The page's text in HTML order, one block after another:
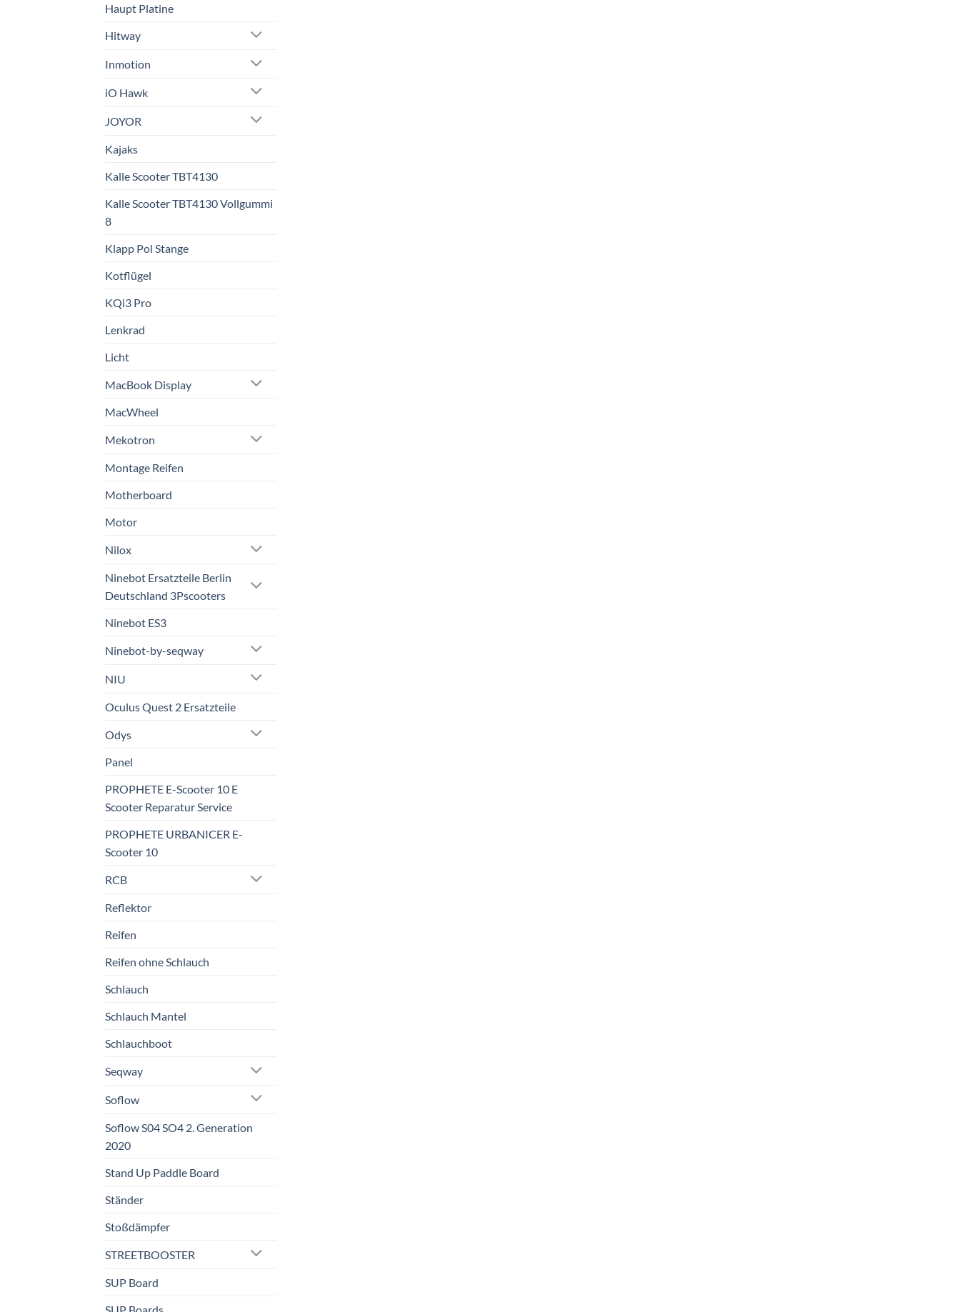
Haupt Platine
Hitway
Inmotion
iO Hawk
JOYOR
Kajaks
Kalle Scooter TBT4130
Kalle Scooter TBT4130 Vollgummi
8
Klapp Pol Stange
Kotflügel
KQi3 Pro
Lenkrad
Licht
MacBook Display
MacWheel
Mekotron
Montage Reifen
Motherboard
Motor
Nilox
Ninebot Ersatzteile Berlin
Deutschland 3Pscooters
Ninebot ES3
Ninebot-by-seqway
NIU
Oculus Quest 2 Ersatzteile
Odys
Panel
PROPHETE E-Scooter 10 E
Scooter Reparatur Service
PROPHETE URBANICER E-
Scooter 10
RCB
Reflektor
Reifen
Reifen ohne Schlauch
Schlauch
Schlauch Mantel
Schlauchboot
Seqway
Soflow
Soflow S04 SO4 2. Generation
2020
Stand Up Paddle Board
Ständer
Stoßdämpfer
STREETBOOSTER
SUP Board
SUP Boards